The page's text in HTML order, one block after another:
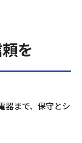
を
器まで、保守とシ